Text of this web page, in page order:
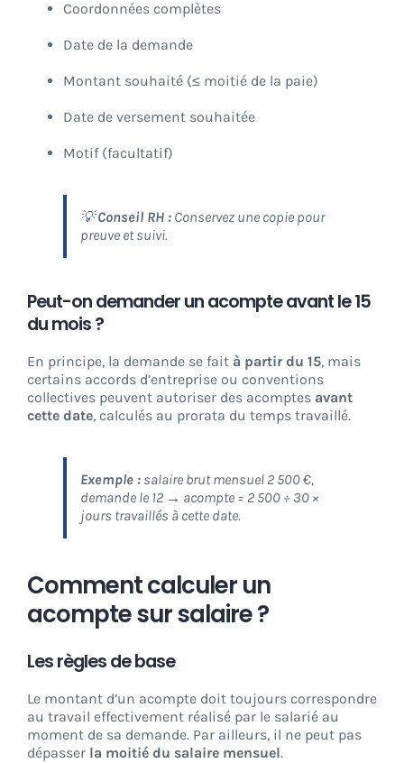
Coordonnées complètes
Date de la demande
Montant souhaité (≤ moitié de la paie)
Date de versement souhaitée
Motif (facultatif)
💡Conseil RH : Conservez une copie pour
preuve et suivi.
Peut-on demander un acompte avant le 15
du mois ?
En principe, la demande se fait à partir du 15, mais
certains accords d’entreprise ou conventions
collectives peuvent autoriser des acomptes avant
cette date, calculés au prorata du temps travaillé.
Exemple : salaire brut mensuel 2 500 €,
demande le 12 → acompte = 2 500 ÷ 30 ×
jours travaillés à cette date.
Comment calculer un
acompte sur salaire ?
Les règles de base
Le montant d’un acompte doit toujours correspondre
au travail effectivement réalisé par le salarié au
moment de sa demande. Par ailleurs, il ne peut pas
dépasser la moitié du salaire mensuel.